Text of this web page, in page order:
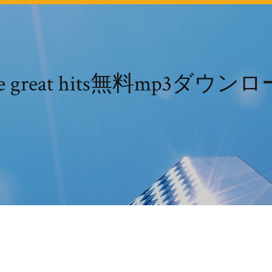
great hits無料mp3ダウンロ